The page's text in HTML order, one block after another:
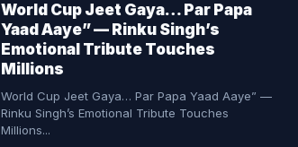
World Cup Jeet Gaya… Par Papa
Yaad Aaye” — Rinku Singh’s
Emotional Tribute Touches
Millions
World Cup Jeet Gaya… Par Papa Yaad Aaye” —
Rinku Singh’s Emotional Tribute Touches
Millions...